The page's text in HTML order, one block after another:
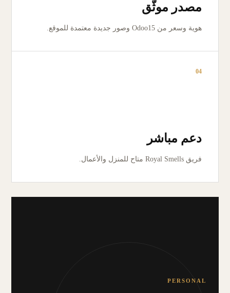
مصدر موثّق
هوية وسعر من Odoo15 وصور جديدة معتمدة للموقع.
04
دعم مباشر
فريق Royal Smells متاح للمنزل والأعمال.
PERSONAL